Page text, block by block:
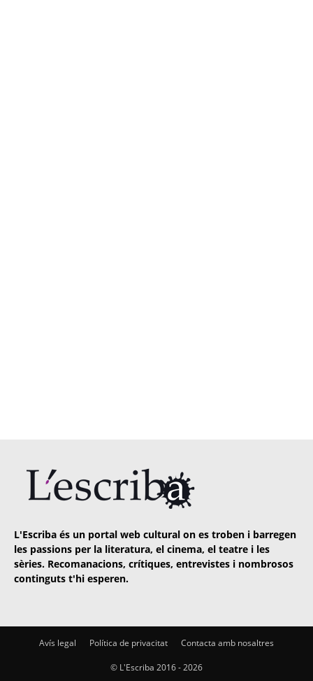
L'Escriba és un portal web cultural on es troben i barregen
les passions per la literatura, el cinema, el teatre i les
sèries. Recomanacions, crítiques, entrevistes i nombrosos
continguts t'hi esperen.
Avís legal Política de privacitat Contacta amb nosaltres
© L'Escriba 2016 -2026